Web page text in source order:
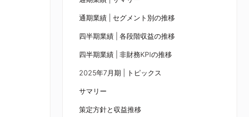
通期業績 | セグメント別の推移
四半期業績 | 各段階収益の推移
四半期業績 | 非財務KPIの推移
2025年7月期 | トピックス
サマリー
策定方針と収益推移